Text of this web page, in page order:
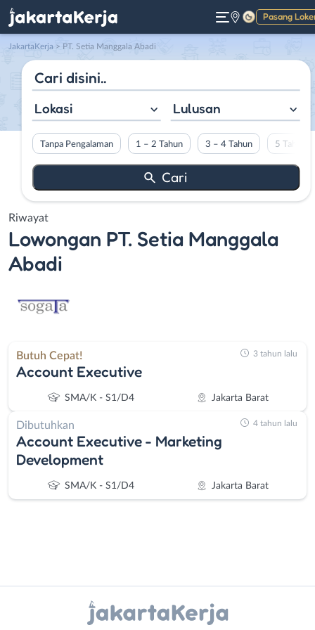
Pasang
Gelap
JakartaKerja > PT. Setia Manggala Abadi
Lokasi Lulusan
Tanpa Pengalaman 1 – 2 Tahun 3 – 4 Tahun 5 Tahun
Riwayat
Lowongan PT. Setia Manggala
Abadi
Butuh Cepat!
Account Executive
SMA/K - S1/D4 Jakarta Barat
3 tahun lalu
Dibutuhkan
Account Executive - Marketing
Development
SMA/K - S1/D4 Jakarta Barat
4 tahun lalu
Ahli
(Remote
X - Twitter Telegram
Kanal Lainnya..